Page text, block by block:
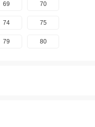
69 70
74 75
79 80